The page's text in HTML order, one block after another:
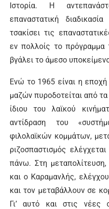
Ιστορία. Η
επαναστατική
τσακίσει τις
εν πολλοίς το
βγάλει το άμεσο
Ενώ το 1965 είναι η
μαζών πυροδοτείται από
ίδιου του λαϊκού
αντίδραση του
φιλολαϊκών κομμάτων,
ριζοσπαστισμός
πάνω. Στη
και ο Καραμανλής,
και τον μεταβάλλουν σε
Γι’ αυτό και στις νέες